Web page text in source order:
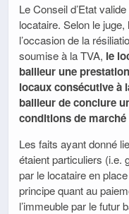
Le Conseil d’Etat
locataire. Selon le
l’occasion de la
soumise à la TVA, le
bailleur une
locaux consécutive à
bailleur de conclure
conditions de
Les faits ayant donné
étaient particuliers (i.e.
par le locataire en
principe quant au
l’immeuble par le futur